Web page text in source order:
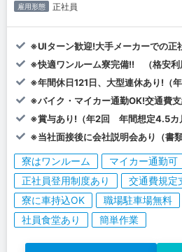
雇用形態 正社員
※UIターン歓迎!大手メーカーでの正
※快適ワンルーム寮完備!! （格安利
※年間休日121日、大型連休あり!（年
※バイク・マイカー通勤OK!交通費
※賞与あり!（年2回 年間想定4.5カ
※当社面接後に会社説明会あり（書類
寮はワンルーム マイカー通勤可
正社員登用制度あり
交通費規定
寮に車持込OK
職場駐車場無料
社員食堂あり
簡単作業